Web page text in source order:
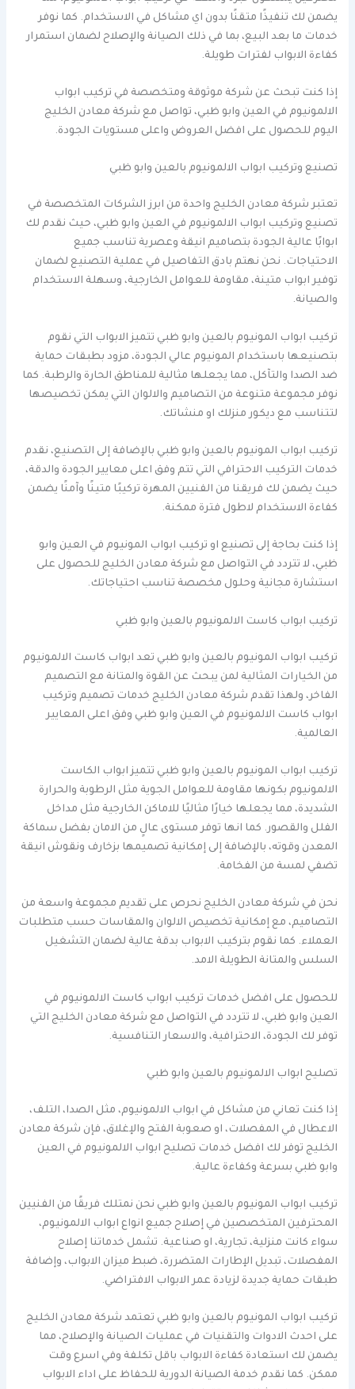
يضمن لك تنفيذًا متقنًا بدون اي مشاكل في الاستخدام. كما نوفر
خدمات ما بعد البيع، بما في ذلك الصيانة والإصلاح لضمان استمرار
كفاءة الابواب لفترات طويلة.
إذا كنت تبحث عن شركة موثوقة ومتخصصة في تركيب ابواب
الالمونيوم في العين وابو ظبي، تواصل مع شركة معادن الخليج
اليوم للحصول على افضل العروض واعلى مستويات الجودة.
تصنيع وتركيب ابواب الالمونيوم بالعين وابو ظبي
تعتبر شركة معادن الخليج واحدة من ابرز الشركات المتخصصة في
تصنيع وتركيب ابواب الالمونيوم في العين وابو ظبي، حيث نقدم لك
ابوابًا عالية الجودة بتصاميم انيقة وعصرية تناسب جميع
الاحتياجات. نحن نهتم بادق التفاصيل في عملية التصنيع لضمان
توفير ابواب متينة، مقاومة للعوامل الخارجية، وسهلة الاستخدام
والصيانة.
تركيب ابواب المونيوم بالعين وابو ظبي تتميز الابواب التي نقوم
بتصنيعها باستخدام المونيوم عالي الجودة، مزود بطبقات حماية
ضد الصدا والتآكل، مما يجعلها مثالية للمناطق الحارة والرطبة. كما
نوفر مجموعة متنوعة من التصاميم والالوان التي يمكن تخصيصها
لتتناسب مع ديكور منزلك او منشاتك.
تركيب ابواب المونيوم بالعين وابو ظبي بالإضافة إلى التصنيع، نقدم
خدمات التركيب الاحترافي التي تتم وفق اعلى معايير الجودة والدقة،
حيث يضمن لك فريقنا من الفنيين المهرة تركيبًا متينًا وآمنًا يضمن
كفاءة الاستخدام لاطول فترة ممكنة.
إذا كنت بحاجة إلى تصنيع او تركيب ابواب المونيوم في العين وابو
ظبي، لا تتردد في التواصل مع شركة معادن الخليج للحصول على
استشارة مجانية وحلول مخصصة تناسب احتياجاتك.
تركيب ابواب كاست الالمونيوم بالعين وابو ظبي
تركيب ابواب المونيوم بالعين وابو ظبي تعد ابواب كاست الالمونيوم
من الخيارات المثالية لمن يبحث عن القوة والمتانة مع التصميم
الفاخر، ولهذا تقدم شركة معادن الخليج خدمات تصميم وتركيب
ابواب كاست الالمونيوم في العين وابو ظبي وفق اعلى المعايير
العالمية.
تركيب ابواب المونيوم بالعين وابو ظبي تتميز ابواب الكاست
الالمونيوم بكونها مقاومة للعوامل الجوية مثل الرطوبة والحرارة
الشديدة، مما يجعلها خيارًا مثاليًا للاماكن الخارجية مثل مداخل
الفلل والقصور. كما انها توفر مستوى عالٍ من الامان بفضل سماكة
المعدن وقوته، بالإضافة إلى إمكانية تصميمها بزخارف ونقوش انيقة
تضفي لمسة من الفخامة.
نحن في شركة معادن الخليج نحرص على تقديم مجموعة واسعة من
التصاميم، مع إمكانية تخصيص الالوان والمقاسات حسب متطلبات
العملاء. كما نقوم بتركيب الابواب بدقة عالية لضمان التشغيل
السلس والمتانة الطويلة الامد.
للحصول على افضل خدمات تركيب ابواب كاست الالمونيوم في
العين وابو ظبي، لا تتردد في التواصل مع شركة معادن الخليج التي
توفر لك الجودة، الاحترافية، والاسعار التنافسية.
تصليح ابواب الالمونيوم بالعين وابو ظبي
إذا كنت تعاني من مشاكل في ابواب الالمونيوم، مثل الصدا، التلف،
الاعطال في المفصلات، او صعوبة الفتح والإغلاق، فإن شركة معادن
الخليج توفر لك افضل خدمات تصليح ابواب الالمونيوم في العين
وابو ظبي بسرعة وكفاءة عالية.
تركيب ابواب المونيوم بالعين وابو ظبي نحن نمتلك فريقًا من الفنيين
المحترفين المتخصصين في إصلاح جميع انواع ابواب الالمونيوم،
سواء كانت منزلية، تجارية، او صناعية. تشمل خدماتنا إصلاح
المفصلات، تبديل الإطارات المتضررة، ضبط ميزان الابواب، وإضافة
طبقات حماية جديدة لزيادة عمر الابواب الافتراضي.
تركيب ابواب المونيوم بالعين وابو ظبي تعتمد شركة معادن الخليج
على احدث الادوات والتقنيات في عمليات الصيانة والإصلاح، مما
يضمن لك استعادة كفاءة الابواب باقل تكلفة وفي اسرع وقت
ممكن. كما نقدم خدمة الصيانة الدورية للحفاظ على اداء الابواب